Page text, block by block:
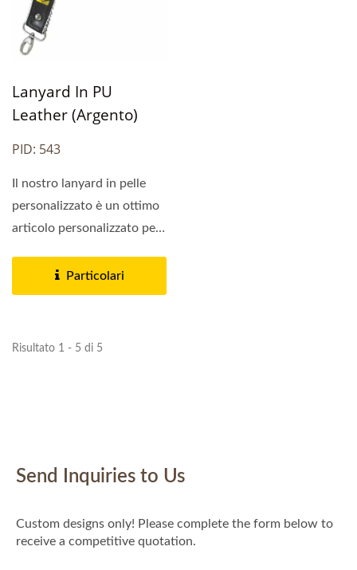
Lanyard In PU
Leather (argento)
PID: 543
Il nostro lanyard in pelle
personalizzato è un ottimo
articolo personalizzato per
Particolari
Risultato 1 - 5 di 5